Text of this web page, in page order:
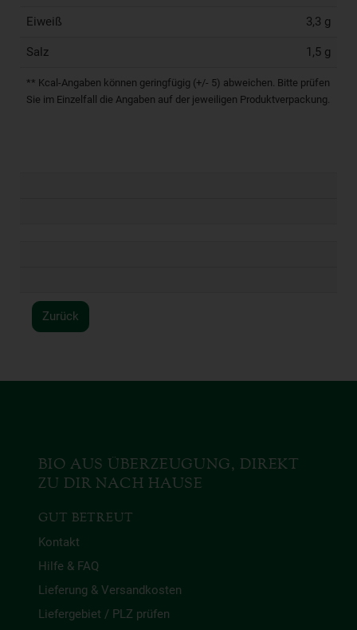
Eiweiß 3,3 g
Salz 1,5 g
** Kcal-Angaben können geringfügig (+/- 5) abweichen. Bitte prüfen
Sie im Einzelfall die Angaben auf der jeweiligen Produktverpackung.
Zurück
BIO AUS ÜBERZEUGUNG, DIREKT
ZU DIR NACH HAUSE
GUT BETREUT
Kontakt
Hilfe & FAQ
Lieferung & Versandkosten
Liefergebiet / PLZ prüfen